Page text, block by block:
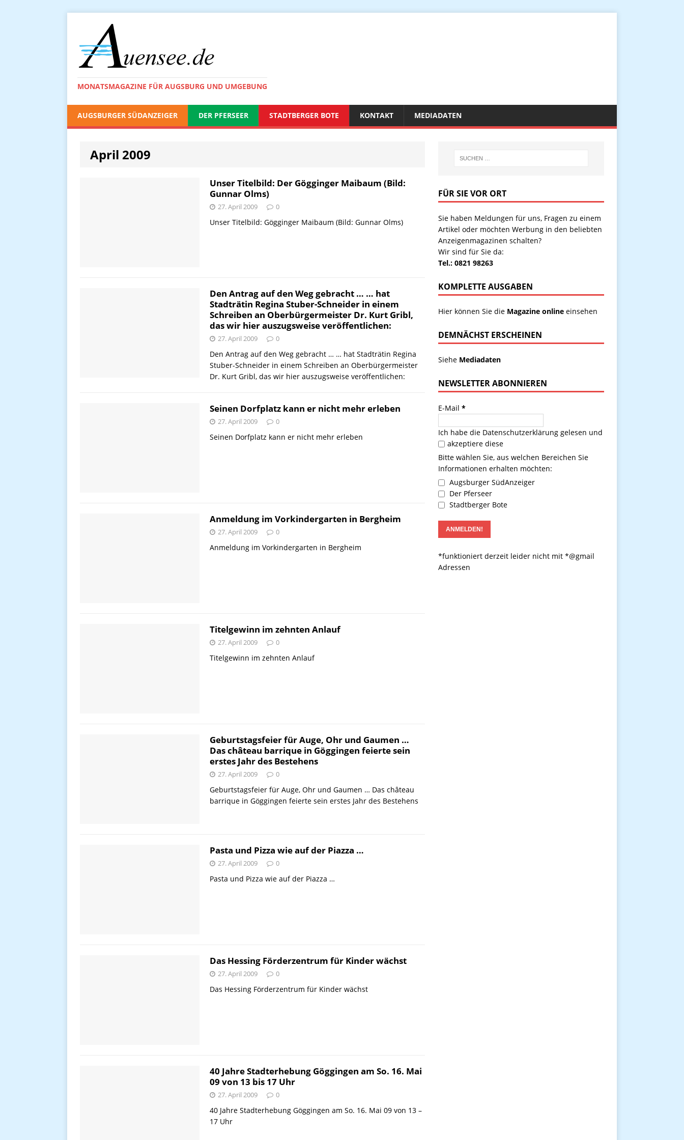
MONATSMAGAZINE FÜR AUGSBURG UND UMGEBUNG
AUGSBURGER SÜDANZEIGER DER PFERSEER STADTBERGER BOTE KONTAKT MEDIADATEN
April 2009
Unser Titelbild: Der Gögginger Maibaum (Bild:
Gunnar Olms)
27. April 2009 0
Unser Titelbild: Gögginger Maibaum (Bild: Gunnar Olms)
Den Antrag auf den Weg gebracht … … hat
Stadträtin Regina Stuber-Schneider in einem
Schreiben an Oberbürgermeister Dr. Kurt Gribl,
das wir hier auszugsweise veröffentlichen:
27. April 2009 0
Den Antrag auf den Weg gebracht … … hat Stadträtin Regina
Stuber-Schneider in einem Schreiben an Oberbürgermeister
Dr. Kurt Gribl, das wir hier auszugsweise veröffentlichen:
Seinen Dorfplatz kann er nicht mehr erleben
27. April 2009 0
Seinen Dorfplatz kann er nicht mehr erleben
Anmeldung im Vorkindergarten in Bergheim
27. April 2009 0
Anmeldung im Vorkindergarten in Bergheim
Titelgewinn im zehnten Anlauf
27. April 2009 0
Titelgewinn im zehnten Anlauf
Geburtstagsfeier für Auge, Ohr und Gaumen …
Das château barrique in Göggingen feierte sein
erstes Jahr des Bestehens
27. April 2009 0
Geburtstagsfeier für Auge, Ohr und Gaumen … Das château
barrique in Göggingen feierte sein erstes Jahr des Bestehens
Pasta und Pizza wie auf der Piazza …
27. April 2009 0
Pasta und Pizza wie auf der Piazza …
Das Hessing Förderzentrum für Kinder wächst
27. April 2009 0
Das Hessing Förderzentrum für Kinder wächst
40 Jahre Stadterhebung Göggingen am So. 16. Mai
09 von 13 bis 17 Uhr
27. April 2009 0
40 Jahre Stadterhebung Göggingen am So. 16. Mai 09 von 13 –
17 Uhr
FÜR SIE VOR ORT
Sie haben Meldungen für uns, Fragen zu einem
Artikel oder möchten Werbung in den beliebten
Anzeigenmagazinen schalten?
Wir sind für Sie da:
Tel.: 0821 98263
KOMPLETTE AUSGABEN
Hier können Sie die Magazine onlineeinsehen
DEMNÄCHST ERSCHEINEN
Siehe Mediadaten
NEWSLETTER ABONNIEREN
E-Mail *
Ich habe die Datenschutzerklärunggelesen und
akzeptiere diese
Bitte wählen Sie, aus welchen Bereichen Sie
Informationen erhalten möchten:
Augsburger SüdAnzeiger
Der Pferseer
Stadtberger Bote
*funktioniert derzeit leider nicht mit *@gmail
Adressen